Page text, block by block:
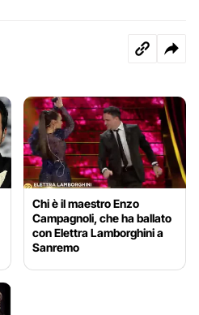
Chi è il maestro Enzo
Campagnoli, che ha ballato
con Elettra Lamborghini a
Sanremo